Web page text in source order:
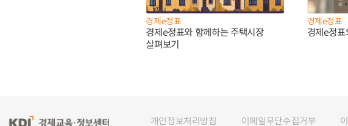
경제e정표
경제e정표와 함께하는 주택시장
살펴보기
경제e정표
경제e정
개인정보처리방침 이메일무단수집거부